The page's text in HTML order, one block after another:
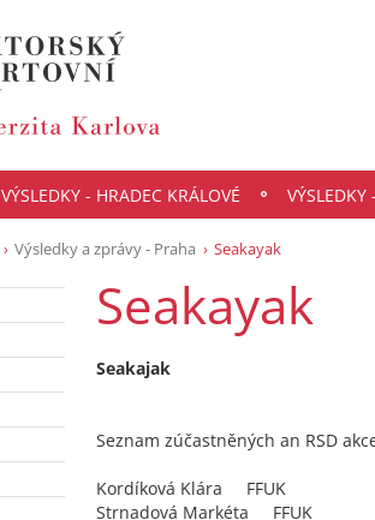
VÝSLEDKY - HRADEC KRÁLOVÉ VÝSLEDKY
Výsledky a zprávy - Praha Seakayak
Seakayak
Seakajak
Seznam zúčastněných an RSD
Kordíková Klára FFUK
Strnadová Markéta FFUK